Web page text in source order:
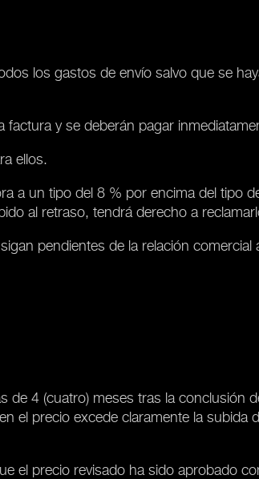
los gastos de envío salvo que se
y se deberán pagar
ellos.
a un tipo del 8 % por encima del tipo
al retraso, tendrá derecho a
pendientes de la relación comercial
4 (cuatro) meses tras la conclusión
el precio excede claramente la subida
el precio revisado ha sido aprobado